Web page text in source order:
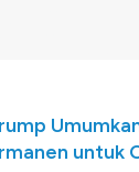
untuk